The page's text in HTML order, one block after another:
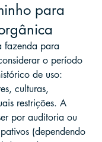
para
fazenda para
o período
de uso:
culturas,
restrições. A
por auditoria ou
(dependendo